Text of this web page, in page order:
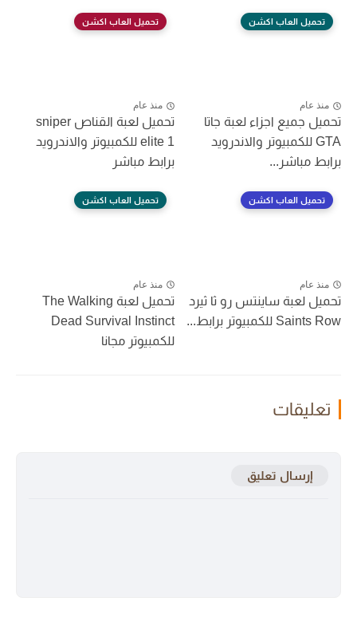
تحميل العاب اكشن
منذ عام
تحميل جميع اجزاء لعبة جاتا
GTA للكمبيوتر والاندرويد
برابط مباشر...
تحميل العاب اكشن
منذ عام
تحميل لعبة القناص sniper
elite 1 للكمبيوتر والاندرويد
برابط مباشر
تحميل العاب اكشن
منذ عام
تحميل لعبة ساينتس رو ثا ثيرد
Saints Row للكمبيوتر برابط...
تحميل العاب اكشن
منذ عام
تحميل لعبة The Walking
Dead Survival Instinct
للكمبيوتر مجانا
تعليقات
إرسال تعليق